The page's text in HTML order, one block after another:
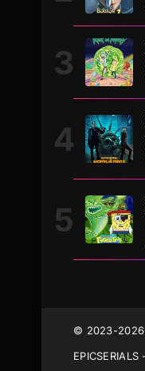
© 2023-2026